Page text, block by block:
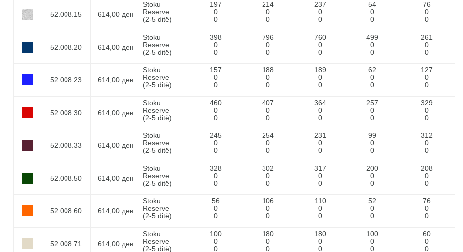
52.008.15 614,00 ден
Stoku
Reserve
(2-5 ditë)
197
0
0
214
0
0
237
0
0
54
0
0
76
0
0
52.008.20 614,00 ден
Stoku
Reserve
(2-5 ditë)
398
0
0
796
0
0
760
0
0
499
0
0
261
0
0
52.008.23 614,00 ден
Stoku
Reserve
(2-5 ditë)
157
0
0
188
0
0
189
0
0
62
0
0
127
0
0
52.008.30 614,00 ден
Stoku
Reserve
(2-5 ditë)
460
0
0
407
0
0
364
0
0
257
0
0
329
0
0
52.008.33 614,00 ден
Stoku
Reserve
(2-5 ditë)
245
0
0
254
0
0
231
0
0
99
0
0
312
0
0
52.008.50 614,00 ден
Stoku
Reserve
(2-5 ditë)
328
0
0
302
0
0
317
0
0
200
0
0
208
0
0
52.008.60 614,00 ден
Stoku
Reserve
(2-5 ditë)
56
0
0
106
0
0
110
0
0
52
0
0
76
0
0
52.008.71 614,00 ден
Stoku
Reserve
(2-5 ditë)
100
0
0
180
0
0
180
0
0
100
0
0
60
0
0